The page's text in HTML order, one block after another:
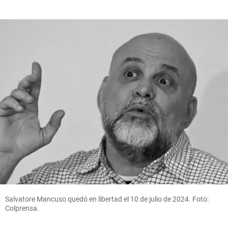
Salvatore Mancuso quedó en libertad el 10 de julio de 2024. Foto:
Colprensa.